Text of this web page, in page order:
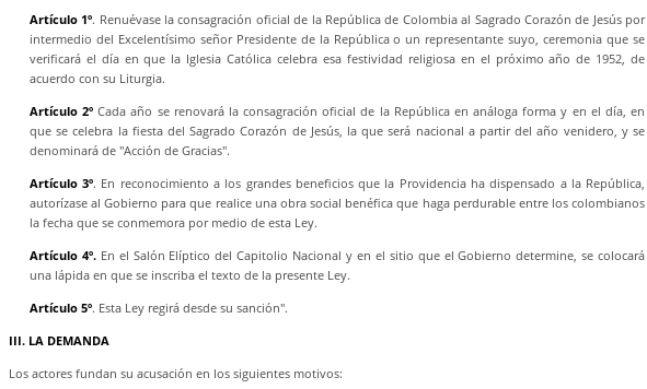
Artículo 1º. Renuévase la consagración oficial de la República de Colombia al Sagrado Corazón de Jesús por
intermedio del Excelentísimo señor Presidente de la República o un representante suyo, ceremonia que se
verificará el día en que la Iglesia Católica celebra esa festividad religiosa en el próximo año de 1952, de
acuerdo con su Liturgia.
Artículo 2º Cada año se renovará la consagración oficial de la República en análoga forma y en el día, en
que se celebra la fiesta del Sagrado Corazón de Jesús, la que será nacional a partir del año venidero, y se
denominará de "Acción de Gracias".
Artículo 3º. En reconocimiento a los grandes beneficios que la Providencia ha dispensado a la República,
autorízase al Gobierno para que realice una obra social benéfica que haga perdurable entre los colombianos
la fecha que se conmemora por medio de esta Ley.
Artículo 4º.En el Salón Elíptico del Capitolio Nacional y en el sitio que el Gobierno determine, se colocará
una lápida en que se inscriba el texto de la presente Ley.
Artículo 5º. Esta Ley regirá desde su sanción".
III. LA DEMANDA
Los actores fundan su acusación en los siguientes motivos: